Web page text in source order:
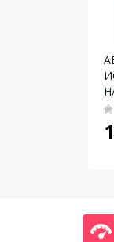
Диапазон
перемещения
Объем
Ход винтовой
Высота рабочего
Рабочий ход
— для испытания